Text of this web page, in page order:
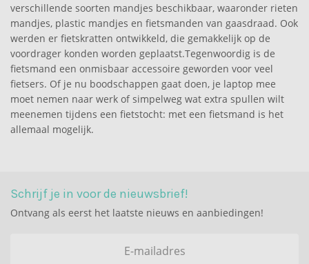
verschillende soorten mandjes beschikbaar, waaronder rieten
mandjes, plastic mandjes en fietsmanden van gaasdraad. Ook
werden er fietskratten ontwikkeld, die gemakkelijk op de
voordrager konden worden geplaatst.Tegenwoordig is de
fietsmand een onmisbaar accessoire geworden voor veel
fietsers. Of je nu boodschappen gaat doen, je laptop mee
moet nemen naar werk of simpelweg wat extra spullen wilt
meenemen tijdens een fietstocht: met een fietsmand is het
allemaal mogelijk.
Schrijf je in voor de nieuwsbrief!
Ontvang als eerst het laatste nieuws en aanbiedingen!